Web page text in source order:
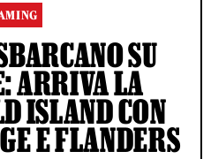
SU
ARRIVA LA
ISLAND CON
E FLANDERS